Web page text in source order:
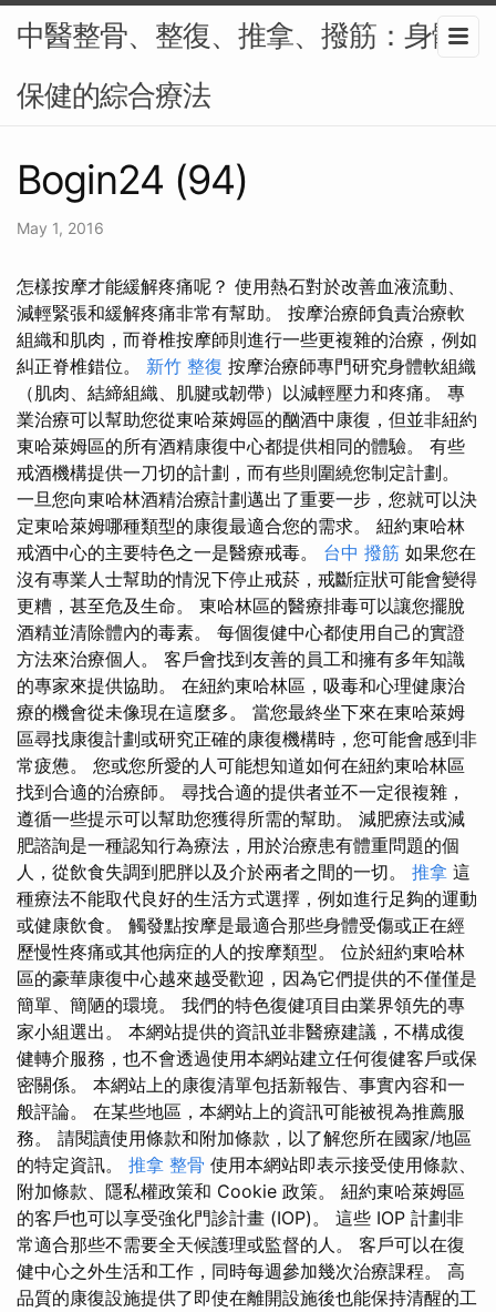
中醫整骨、整復、推拿、撥筋：身體
保健的綜合療法
Bogin24 (94)
May 1, 2016
怎樣按摩才能緩解疼痛呢？ 使用熱石對於改善血液流動、
減輕緊張和緩解疼痛非常有幫助。 按摩治療師負責治療軟
組織和肌肉，而脊椎按摩師則進行一些更複雜的治療，例如
糾正脊椎錯位。 新竹 整復 按摩治療師專門研究身體軟組織
（肌肉、結締組織、肌腱或韌帶）以減輕壓力和疼痛。 專
業治療可以幫助您從東哈萊姆區的酗酒中康復，但並非紐約
東哈萊姆區的所有酒精康復中心都提供相同的體驗。 有些
戒酒機構提供一刀切的計劃，而有些則圍繞您制定計劃。
一旦您向東哈林酒精治療計劃邁出了重要一步，您就可以決
定東哈萊姆哪種類型的康復最適合您的需求。 紐約東哈林
戒酒中心的主要特色之一是醫療戒毒。 台中 撥筋 如果您在
沒有專業人士幫助的情況下停止戒菸，戒斷症狀可能會變得
更糟，甚至危及生命。 東哈林區的醫療排毒可以讓您擺脫
酒精並清除體內的毒素。 每個復健中心都使用自己的實證
方法來治療個人。 客戶會找到友善的員工和擁有多年知識
的專家來提供協助。 在紐約東哈林區，吸毒和心理健康治
療的機會從未像現在這麼多。 當您最終坐下來在東哈萊姆
區尋找康復計劃或研究正確的康復機構時，您可能會感到非
常疲憊。 您或您所愛的人可能想知道如何在紐約東哈林區
找到合適的治療師。 尋找合適的提供者並不一定很複雜，
遵循一些提示可以幫助您獲得所需的幫助。 減肥療法或減
肥諮詢是一種認知行為療法，用於治療患有體重問題的個
人，從飲食失調到肥胖以及介於兩者之間的一切。 推拿 這
種療法不能取代良好的生活方式選擇，例如進行足夠的運動
或健康飲食。 觸發點按摩是最適合那些身體受傷或正在經
歷慢性疼痛或其他病症的人的按摩類型。 位於紐約東哈林
區的豪華康復中心越來越受歡迎，因為它們提供的不僅僅是
簡單、簡陋的環境。 我們的特色復健項目由業界領先的專
家小組選出。 本網站提供的資訊並非醫療建議，不構成復
健轉介服務，也不會透過使用本網站建立任何復健客戶或保
密關係。 本網站上的康復清單包括新報告、事實內容和一
般評論。 在某些地區，本網站上的資訊可能被視為推薦服
務。 請閱讀使用條款和附加條款，以了解您所在國家/地區
的特定資訊。 推拿 整骨 使用本網站即表示接受使用條款、
附加條款、隱私權政策和 Cookie 政策。 紐約東哈萊姆區
的客戶也可以享受強化門診計畫 (IOP)。 這些 IOP 計劃非
常適合那些不需要全天候護理或監督的人。 客戶可以在復
健中心之外生活和工作，同時每週參加幾次治療課程。 高
品質的康復設施提供了即使在離開設施後也能保持清醒的工